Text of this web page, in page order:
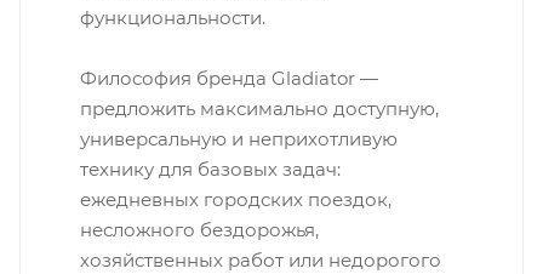
функциональности.
Философия бренда Gladiator —
предложить максимально доступную,
универсальную и неприхотливую
технику для базовых задач:
ежедневных городских поездок,
несложного бездорожья,
хозяйственных работ или недорогого